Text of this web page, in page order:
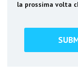
la prossima volta